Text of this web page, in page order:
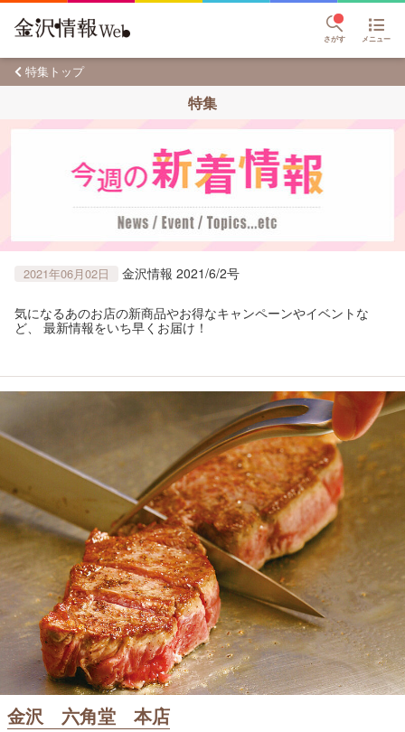
さがす メニュー
特集トップ
特集
2021年06月02日 金沢情報 2021/6/2号
気になるあのお店の新商品やお得なキャンペーンやイベントな
ど、 最新情報をいち早くお届け！
金沢 六角堂 本店